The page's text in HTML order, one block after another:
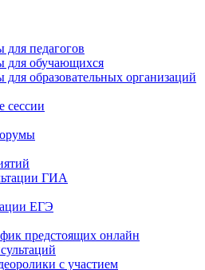
для педагогов
для обучающихся
для образовательных организаций
сессии
ГИА
ЕГЭ
предстоящих онлайн
с участием